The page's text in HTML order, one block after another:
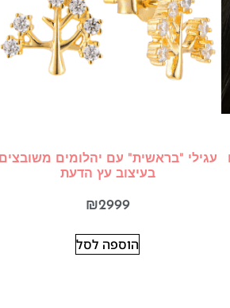
עגילי "בראשית" עם יהלומים משובצים
בעיצוב עץ הדעת
₪2999
הוספה לסל